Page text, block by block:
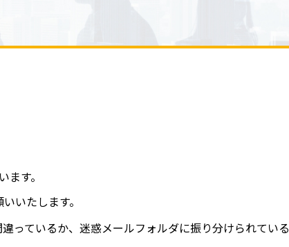
す。
いたします。
っているか、迷惑メールフォルダに振り分けられている